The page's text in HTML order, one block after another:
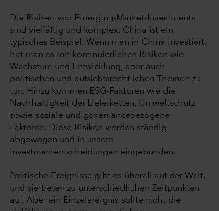
Die Risiken von Emerging-Market-Investments
sind vielfältig und komplex. China ist ein
typisches Beispiel. Wenn man in China investiert,
hat man es mit kontinuierlichen Risiken wie
Wachstum und Entwicklung, aber auch
politischen und aufsichtsrechtlichen Themen zu
tun. Hinzu kommen ESG-Faktoren wie die
Nachhaltigkeit der Lieferketten, Umweltschutz
sowie soziale und governancebezogene
Faktoren. Diese Risiken werden ständig
abgewogen und in unsere
Investmententscheidungen eingebunden.
Politische Ereignisse gibt es überall auf der Welt,
und sie treten zu unterschiedlichen Zeitpunkten
auf. Aber ein Einzelereignis sollte nicht die